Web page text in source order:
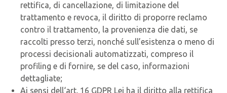
rettifica, di cancellazione, di limitazione del
trattamento e revoca, il diritto di proporre reclamo
contro il trattamento, la provenienza die dati, se
raccolti presso terzi, nonché sull’esistenza o meno di
processi decisionali automatizzati, compreso il
profiling e di fornire, se del caso, informazioni
dettagliate;
Ai sensi dell‘art. 16 GDPR Lei ha il diritto alla rettifica